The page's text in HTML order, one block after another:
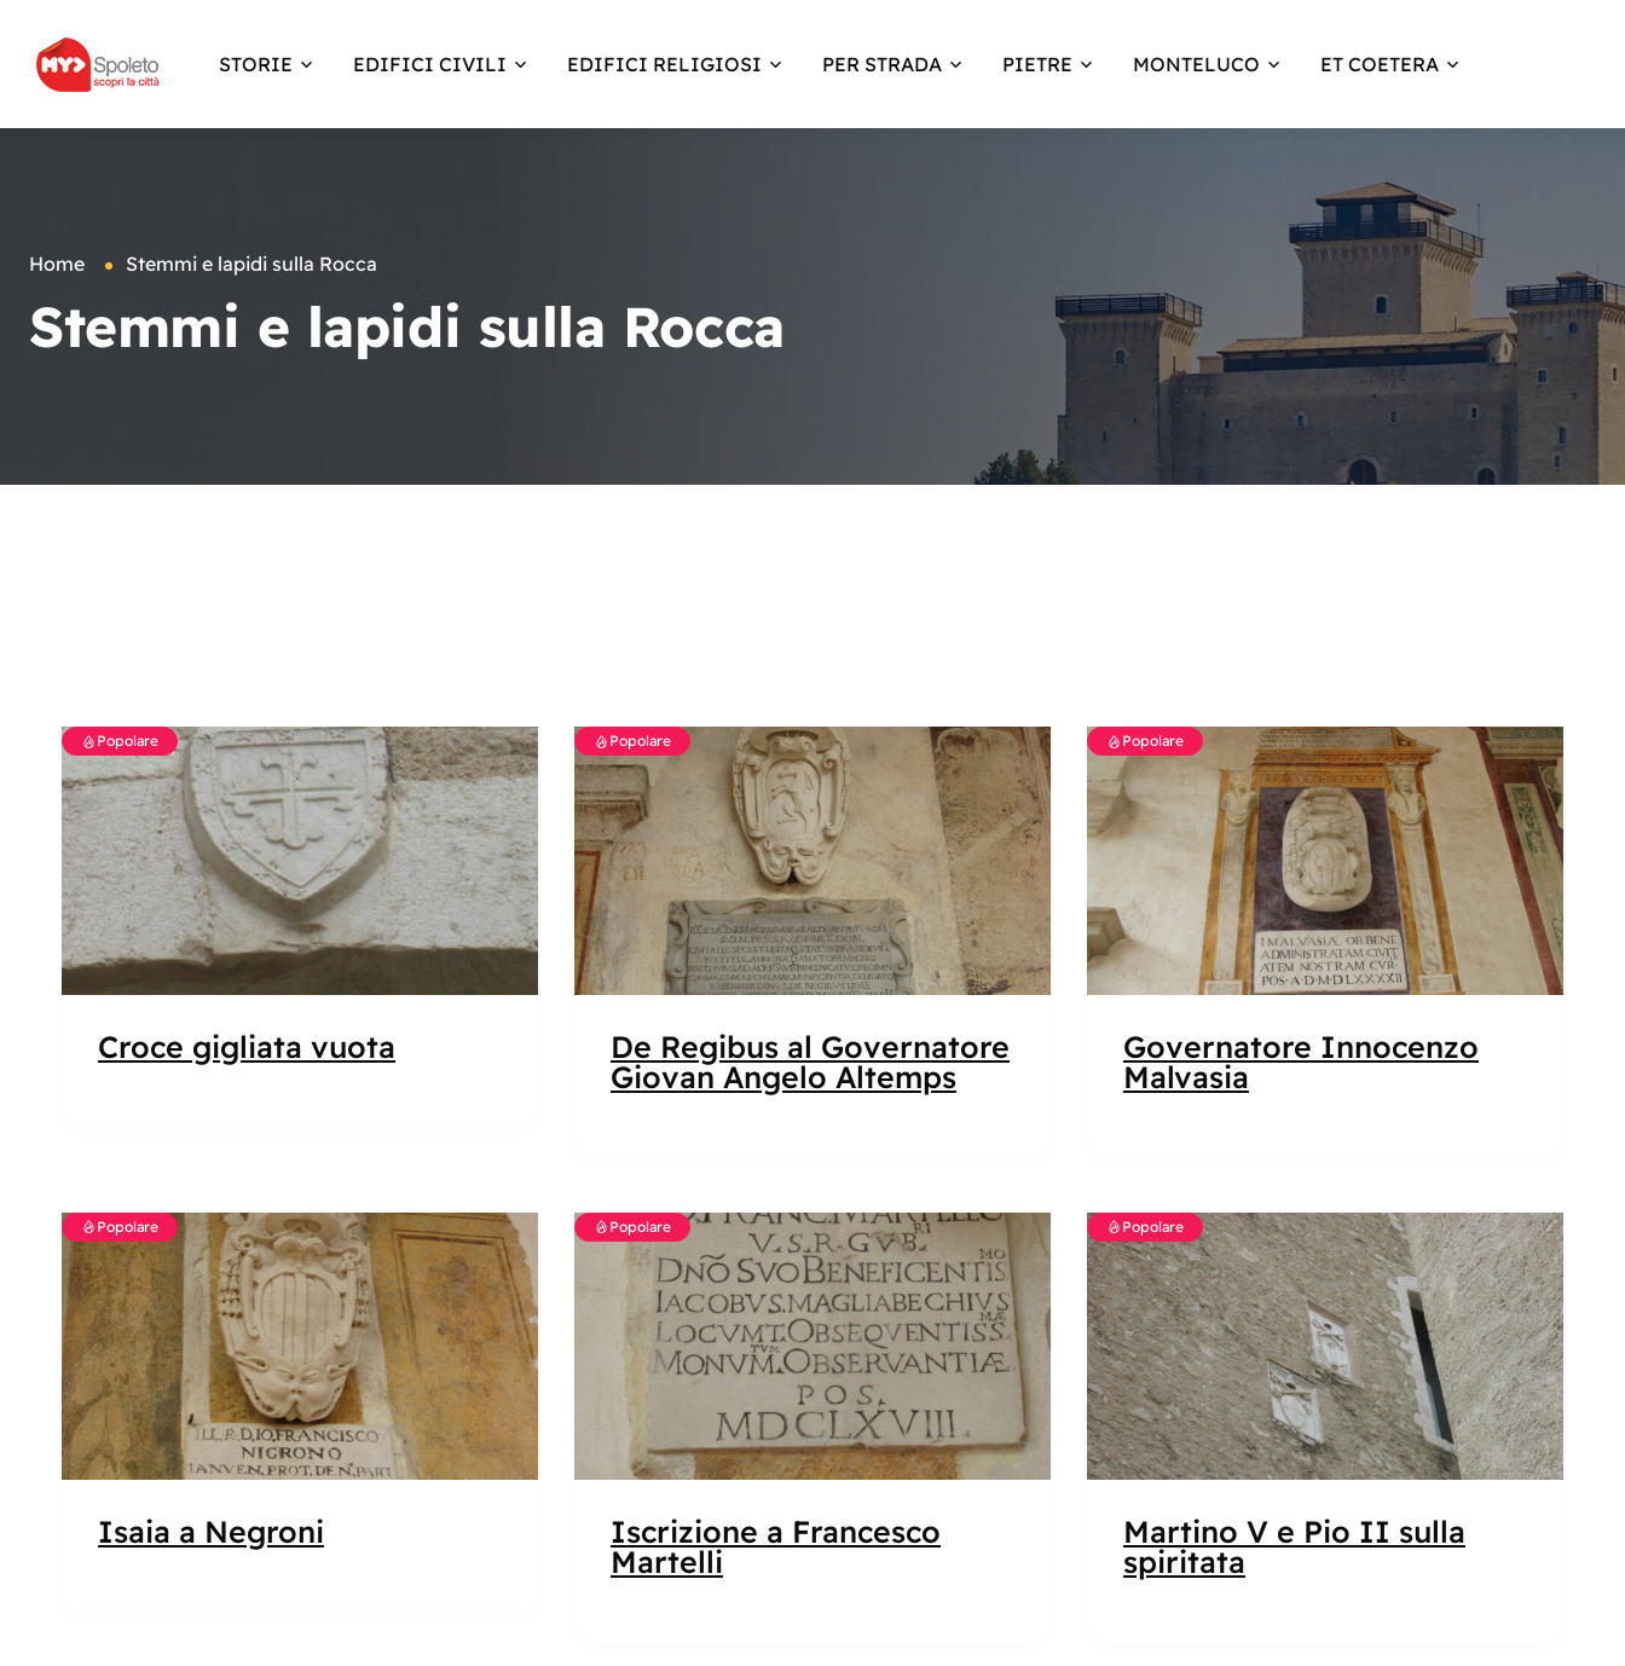
STORIE EDIFICI CIVILI EDIFICI RELIGIOSI PER STRADA PIETRE MONTELUCO ET COETERA
Home Stemmi e lapidi sulla Rocca
Stemmi e lapidi sulla Rocca
Popolare
Croce gigliata vuota
Popolare
De Regibus al Governatore
Giovan Angelo Altemps
Popolare
Governatore Innocenzo
Malvasia
Popolare
Isaia a Negroni
Popolare
Iscrizione a Francesco
Martelli
Popolare
Martino V e Pio II sulla
spiritata